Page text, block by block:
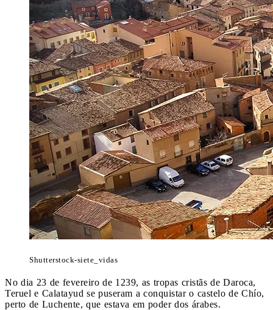
Shutterstock-siete_vidas
No dia 23 de fevereiro de 1239, as tropas cristãs de Daroca,
Teruel e Calatayud se puseram a conquistar o castelo de Chío,
perto de Luchente, que estava em poder dos árabes.